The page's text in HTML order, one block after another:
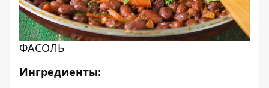
ФАСОЛЬ
Ингредиенты: